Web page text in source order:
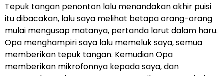
Tepuk tangan penonton lalu menandakan akhir puisi
itu dibacakan, lalu saya melihat betapa orang-orang
mulai mengusap matanya, pertanda larut dalam haru.
Opa menghampiri saya lalu memeluk saya, semua
memberikan tepuk tangan. Kemudian Opa
memberikan mikrofonnya kepada saya, dan